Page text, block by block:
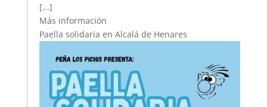
[...]
Más información
Paella solidaria en Alcalá de Henares